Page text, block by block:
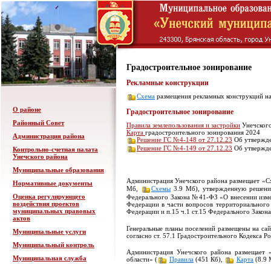
О районе
Районный Совет
Администрация района
Контрольно-счетная палата
Унечского района
Муниципальные образования
Нормативные документы
Оценка регулирующего
воздействия проектов
муниципальных правовых
актов
Муниципальные услуги
Муниципальный контроль
Муниципальная служба
Градостроительное зонирование
Рекламные конструкции
Схема размещения рекламных конструкций
Градостроительное зонирование
Правила землепользования и застройки
Карта градостроительного зонирования 2024
Решение ГС №4-148 от 27.12.23 Об
Решение ГС №4-149 от 27.12.23 Об
Администрация Унечского района размещает
Мб,
Схемы 3.9 Мб), утвержденную
Федерального Закона №41-ФЗ «О внесении
Федерации в части вопросов
Федерации и п.15 ч.1 ст.15 Федерального
Генеральные планы поселений размещены на
согласно ст. 57.1 Градостроительного Кодекса
Администрация Унечского района размещает
области» (
Правила (451 Кб), Карта (8.9